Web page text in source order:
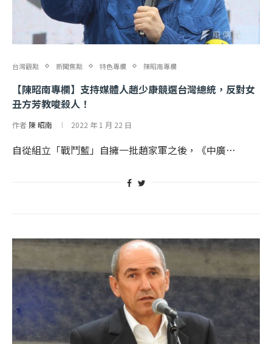
台灣觀點 新聞焦點 特色專欄 陳昭南專欄
【陳昭南專欄】支持媒體人趙少康競選台灣總統，反對女
丑方芳教唆殺人！
作者 陳 昭南 2022 年 1 月 22 日
自從組立「戰鬥藍」自擁一批趙家軍之後，《中廣…